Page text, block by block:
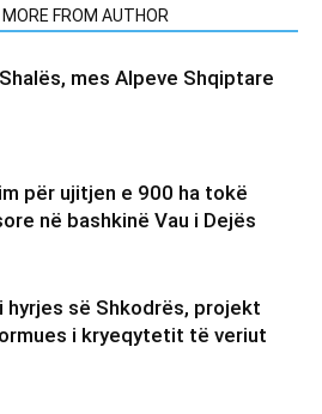
MORE FROM AUTHOR
mes Alpeve Shqiptare
për ujitjen e 900 ha tokë
në bashkinë Vau i Dejës
hyrjes së Shkodrës, projekt
i kryeqytetit të veriut